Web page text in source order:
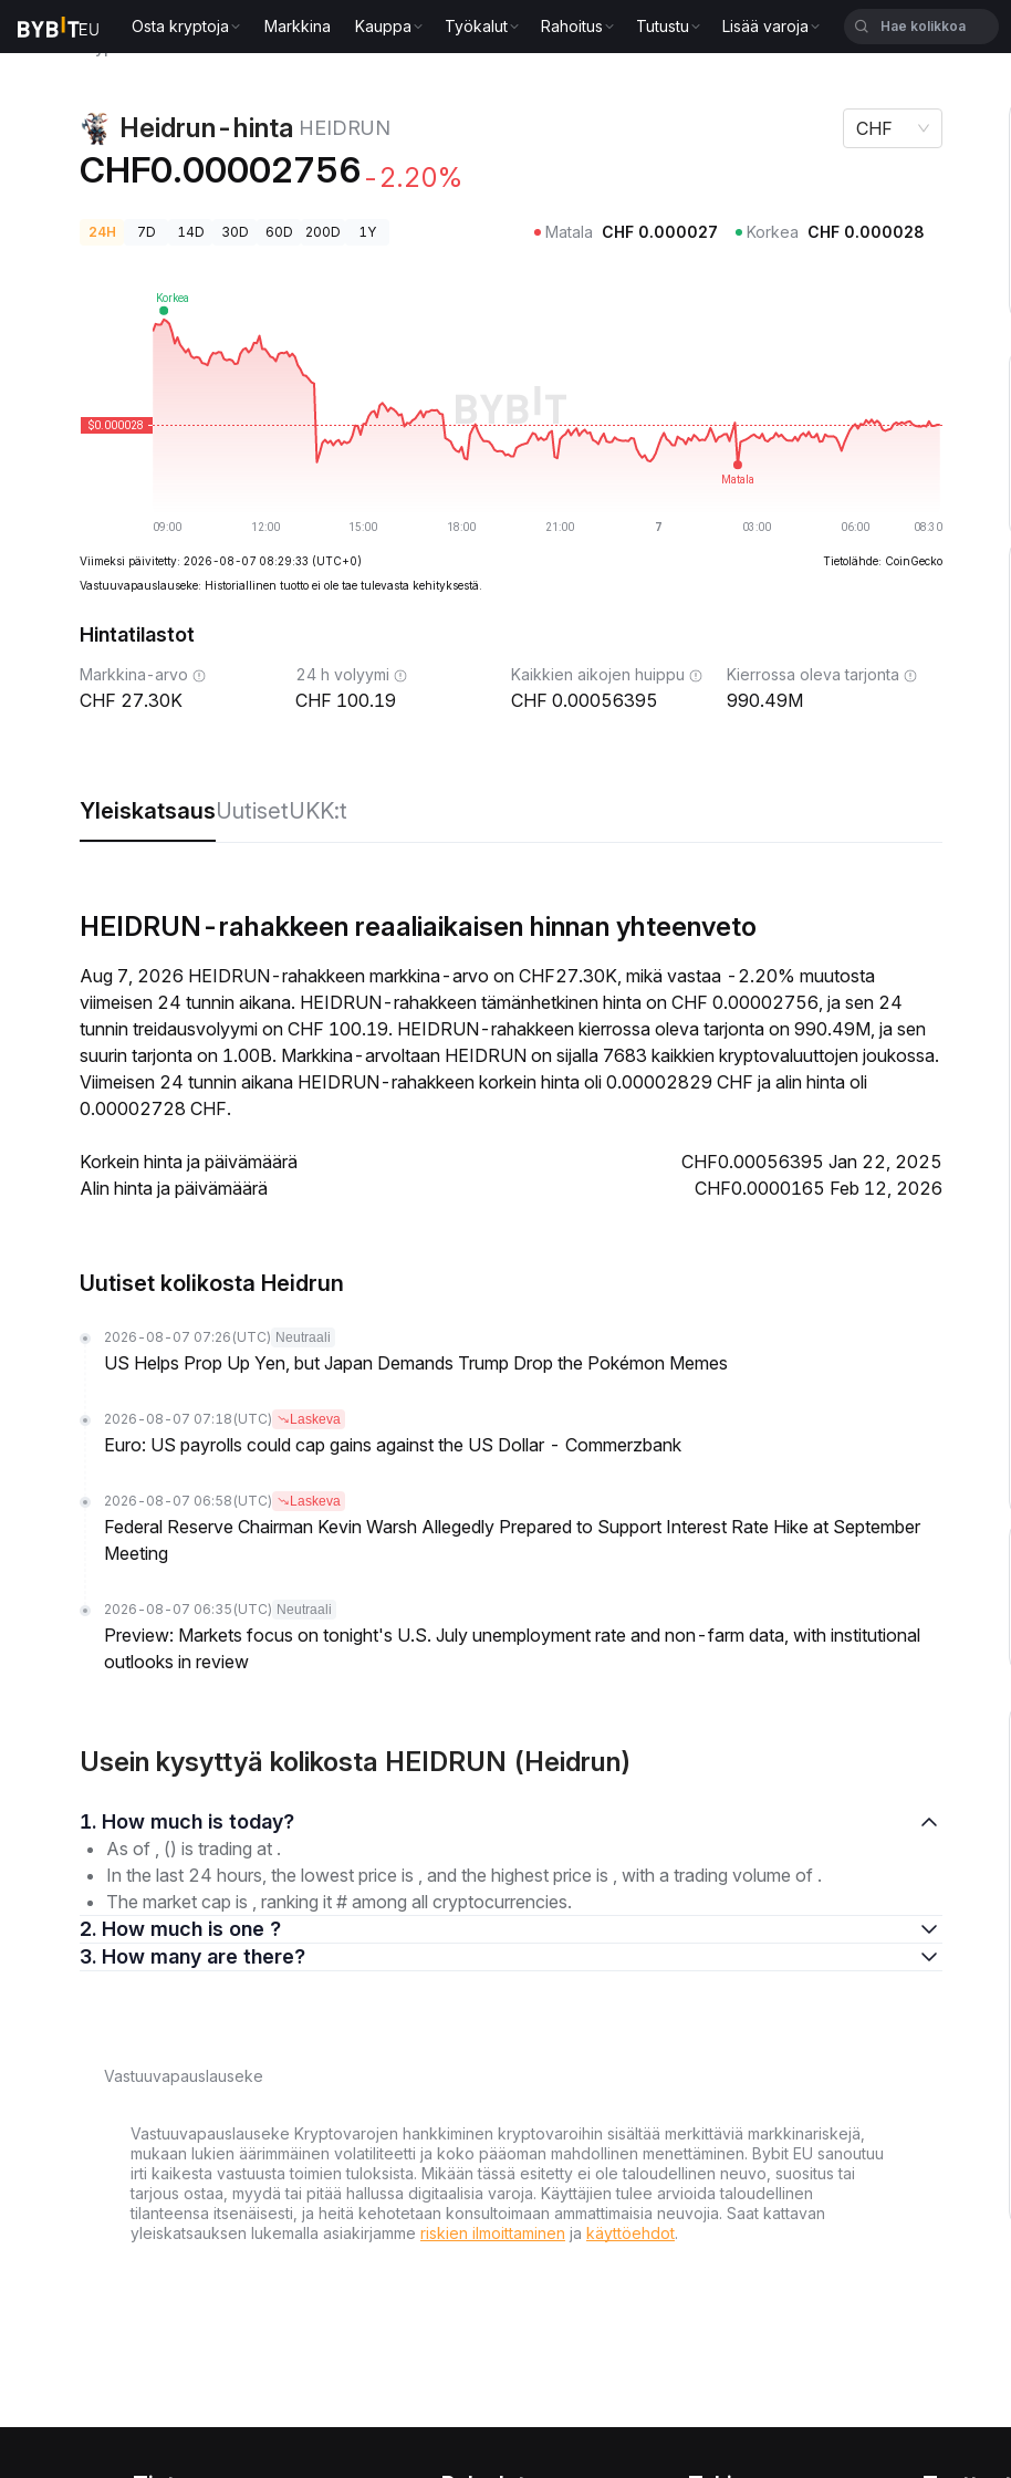
Osta kryptoja Markkina Kauppa Työkalut Rahoitus Tutustu Lisää varoja
Heidrun-hinta HEIDRUN
CHF0.00002756 -2.20%
CHF
24H 7D 14D 30D 60D 200D 1Y Matala CHF 0.000027 Korkea CHF 0.000028
Viimeksi päivitetty: 2026-08-07 08:29:33 (UTC+0)
Tietolähde: CoinGecko
Vastuuvapauslauseke: Historiallinen tuotto ei ole tae tulevasta kehityksestä.
Hintatilastot
Markkina-arvo
27.30K
24 h volyymi
100.19
Kaikkien aikojen huippu
0.00056395
Kierrossa oleva tarjonta
990.49M
YleiskatsausUutisetUKK:t
HEIDRUN-rahakkeen reaaliaikaisen hinnan yhteenveto
Aug 7, 2026 HEIDRUN-rahakkeen markkina-arvo on CHF27.30K, mikä vastaa -2.20% muutosta
viimeisen 24 tunnin aikana. HEIDRUN-rahakkeen tämänhetkinen hinta on CHF 0.00002756, ja sen 24
tunnin treidausvolyymi on CHF 100.19. HEIDRUN-rahakkeen kierrossa oleva tarjonta on 990.49M, ja sen
suurin tarjonta on 1.00B. Markkina-arvoltaan HEIDRUN on sijalla 7683 kaikkien kryptovaluuttojen joukossa.
Viimeisen 24 tunnin aikana HEIDRUN-rahakkeen korkein hinta oli 0.00002829 CHF ja alin hinta oli
0.00002728 CHF.
Korkein hinta ja päivämäärä
CHF0.00056395 Jan 22, 2025
Alin hinta ja päivämäärä
CHF0.0000165 Feb 12, 2026
Uutiset kolikosta Heidrun
2026-08-07 07:26 (UTC) Neutraali
US Helps Prop Up Yen, but Japan Demands Trump Drop the Pokémon Memes
2026-08-07 07:18 (UTC) Laskeva
Euro: US payrolls could cap gains against the US Dollar - Commerzbank
2026-08-07 06:58 (UTC) Laskeva
Federal Reserve Chairman Kevin Warsh Allegedly Prepared to Support Interest Rate Hike at September
Meeting
2026-08-07 06:35 (UTC) Neutraali
Preview: Markets focus on tonight's U.S. July unemployment rate and non-farm data, with institutional
outlooks in review
Usein kysyttyä kolikosta HEIDRUN (Heidrun)
1. How much is today?
As of , () is trading at .
In the last 24 hours, the lowest price is , and the highest price is , with a trading volume of .
The market cap is , ranking it # among all cryptocurrencies.
2. How much is one ?
3. How many are there?
Vastuuvapauslauseke
Vastuuvapauslauseke Kryptovarojen hankkiminen kryptovaroihin sisältää merkittäviä markkinariskejä,
mukaan lukien äärimmäinen volatiliteetti ja koko pääoman mahdollinen menettäminen. Bybit EU sanoutuu
irti kaikesta vastuusta toimien tuloksista. Mikään tässä esitetty ei ole taloudellinen neuvo, suositus tai
tarjous ostaa, myydä tai pitää hallussa digitaalisia varoja. Käyttäjien tulee arvioida taloudellinen
tilanteensa itsenäisesti, ja heitä kehotetaan konsultoimaan ammattimaisia neuvojia. Saat kattavan
yleiskatsauksen lukemalla asiakirjamme riskien ilmoittaminen ja käyttöehdot.